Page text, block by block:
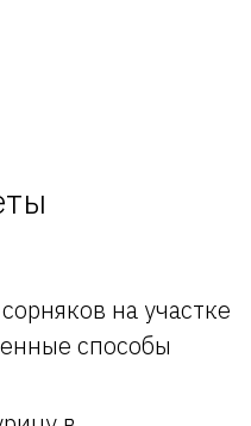
на участке
способы